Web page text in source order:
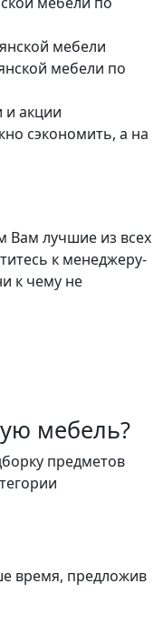
мебели
мебели по
и акции
сэкономить, а на
Вам лучшие из всех
к менеджеру-
к чему не
мебель?
предметов
время, предложив